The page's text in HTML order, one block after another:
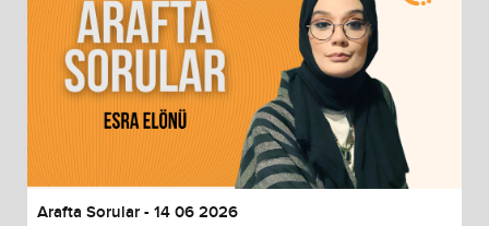
Arafta Sorular - 14 06 2026